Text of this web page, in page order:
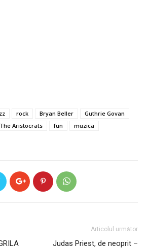
rock Bryan Beller
Guthrie Govan
The Aristocrats fun
muzica
Articolul următor
Judas Priest, de neoprit –